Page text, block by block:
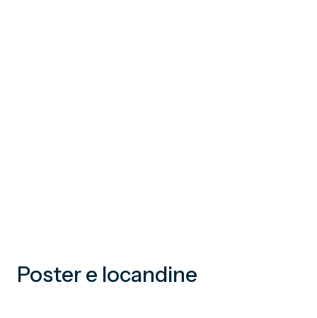
Poster e locandine